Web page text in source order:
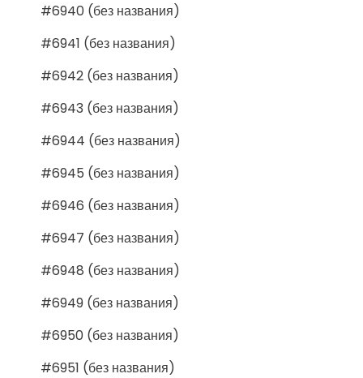
#6940 (без названия)
#6941 (без названия)
#6942 (без названия)
#6943 (без названия)
#6944 (без названия)
#6945 (без названия)
#6946 (без названия)
#6947 (без названия)
#6948 (без названия)
#6949 (без названия)
#6950 (без названия)
#6951 (без названия)